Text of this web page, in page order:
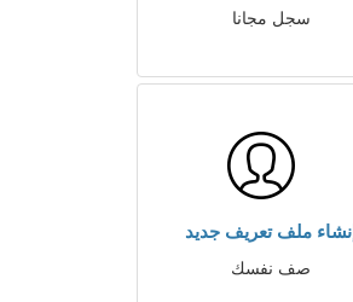
سجل مجانا
إنشاء ملف تعريف جديد
صف نفسك